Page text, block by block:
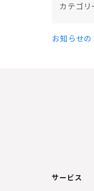
カテゴリ
お知らせ
サービス